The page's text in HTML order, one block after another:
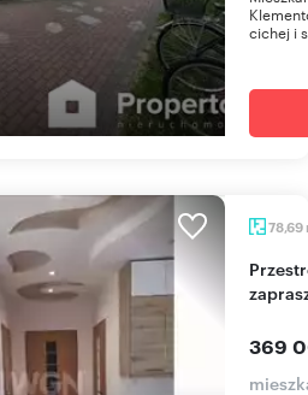
cichej i
78,69
Przestronne 3-pokojowe mieszkanie z kominkiem
369